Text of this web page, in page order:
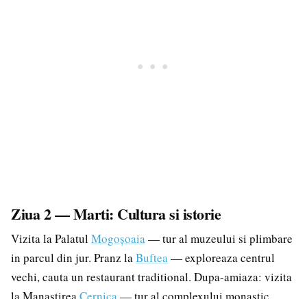
Ziua 2 — Marti: Cultura si istorie
Vizita la Palatul Mogoșoaia— tur al muzeului si plimbare
in parcul din jur. Pranz laBuftea— exploreaza centrul
vechi, cauta un restaurant traditional. Dupa-amiaza: vizita